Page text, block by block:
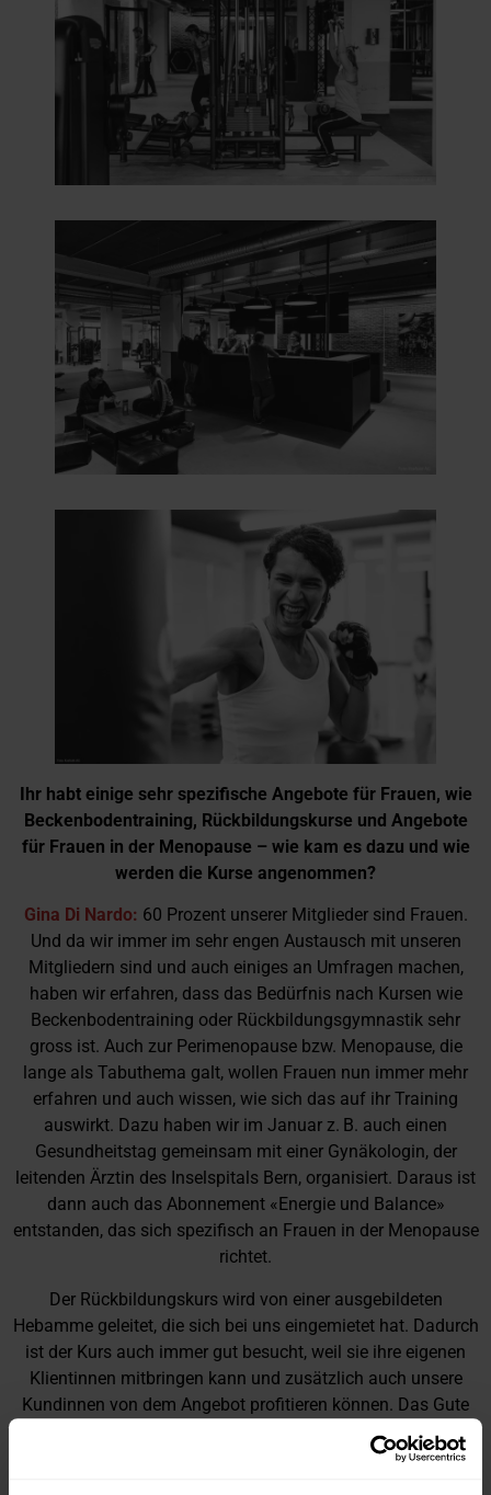
Ihr habt einige sehr spezifische Angebote für Frauen, wie
Beckenbodentraining, Rückbildungskurse und Angebote
für Frauen in der Menopause – wie kam es dazu und wie
werden die Kurse angenommen?
Gina Di Nardo: 60 Prozent unserer Mitglieder sind Frauen.
Und da wir immer im sehr engen Austausch mit unseren
Mitgliedern sind und auch einiges an Umfragen machen,
haben wir erfahren, dass das Bedürfnis nach Kursen wie
Beckenbodentraining oder Rückbildungsgymnastik sehr
gross ist. Auch zur Perimenopause bzw. Menopause, die
lange als Tabuthema galt, wollen Frauen nun immer mehr
erfahren und auch wissen, wie sich das auf ihr Training
auswirkt. Dazu haben wir im Januar z. B. auch einen
Gesundheitstag gemeinsam mit einer Gynäkologin, der
leitenden Ärztin des Inselspitals Bern, organisiert. Daraus ist
dann auch das Abonnement «Energie und Balance»
entstanden, das sich spezifisch an Frauen in der Menopause
richtet.
Der Rückbildungskurs wird von einer ausgebildeten
Hebamme geleitet, die sich bei uns eingemietet hat. Dadurch
ist der Kurs auch immer gut besucht, weil sie ihre eigenen
Klientinnen mitbringen kann und zusätzlich auch unsere
Kundinnen von dem Angebot profitieren können. Das Gute
für uns an dieser Zusammenarbeit ist, dass wir über den
Rückbildungskurs auch viele Neumitglieder gewinnen, die